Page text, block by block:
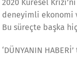
2020 Küresel
deneyimli ekonomi
Bu süreçte başka
‘DÜNYANIN